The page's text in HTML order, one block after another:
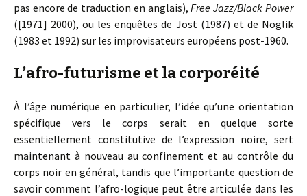
pas encore de traduction en anglais),Free Jazz/Black Power
([1971] 2000), ou les enquêtes de Jost (1987) et de Noglik
(1983 et 1992) sur les improvisateurs européens post-1960.
L’afro-futurisme et la corporéité
À l’âge numérique en particulier, l’idée qu’une orientation
spécifique vers le corps serait en quelque sorte
essentiellement constitutive de l’expression noire, sert
maintenant à nouveau au confinement et au contrôle du
corps noir en général, tandis que l’importante question de
savoir comment l’afro-logique peut être articulée dans les